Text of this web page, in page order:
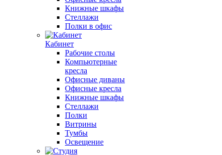
Книжные шкафы
Стеллажи
Полки в офис
Кабинет
Рабочие столы
Компьютерные
кресла
Офисные диваны
Офисные кресла
Книжные шкафы
Стеллажи
Полки
Витрины
Тумбы
Освещение